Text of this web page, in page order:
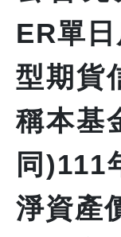
ER單
型期貨
稱本基
同)111
淨資產